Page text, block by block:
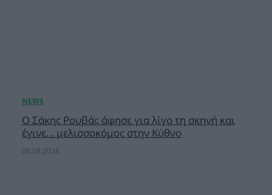
Ο Σάκης Ρουβάς άφησε για λίγο τη σκηνή και
έγινε… μελισσοκόμος στην Κύθνο
06.08.2026